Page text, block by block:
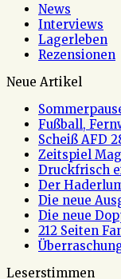
News
Interviews
Lagerleben
Rezensionen
Neue Artikel
Fußball,
Scheiß AFD
Zeitspiel
Druckfrisch
Der
Die neue
Die neue
212 Seiten
Leserstimmen